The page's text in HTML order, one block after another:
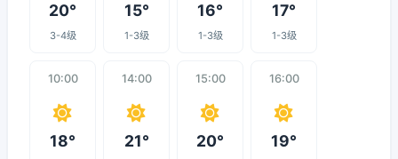
20°
3-4级
15°
1-3级
16°
1-3级
17°
1-3级
10:00
18°
14:00
21°
15:00
20°
16:00
19°